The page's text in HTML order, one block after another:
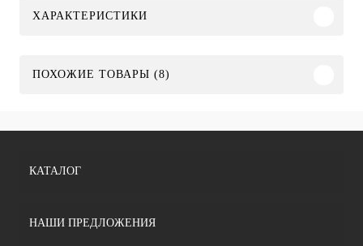
ХАРАКТЕРИСТИКИ
ПОХОЖИЕ ТОВАРЫ (8)
КАТАЛОГ
НАШИ ПРЕДЛОЖЕНИЯ